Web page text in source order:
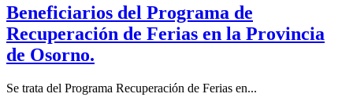
Beneficiarios del Programa de
Recuperación de Ferias en la Provincia
de Osorno.
Se trata del Programa Recuperación de Ferias en...